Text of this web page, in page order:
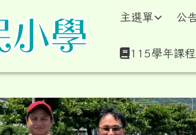
幼兒園全球資
主選單 公
115學年課